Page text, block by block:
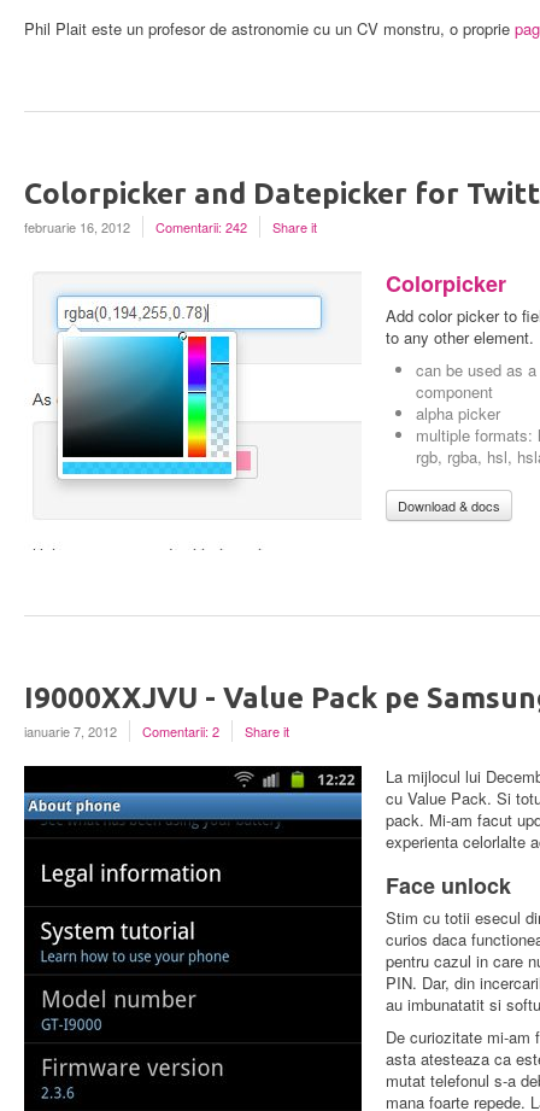
Phil Plait este un profesor de astronomie cu un CV monstru, o proprie
Colorpicker and Datepicker for
februarie 16, 2012 Comentarii: 242 Share it
Colorpicker
Add color picker to
to any other element.
can be used as a
component
alpha picker
multiple formats:
rgb, rgba, hsl,
Download & docs
I9000XXJVU - Value Pack pe
ianuarie 7, 2012 Comentarii: 2 Share it
La mijlocul lui
cu Value Pack. Si
pack. Mi-am facut
experienta celorlalte
Face unlock
Stim cu totii esecul
curios daca
pentru cazul in care
PIN. Dar, din
au imbunatatit si
De curiozitate mi-am
asta atesteaza ca
mutat telefonul s-a
mana foarte repede.